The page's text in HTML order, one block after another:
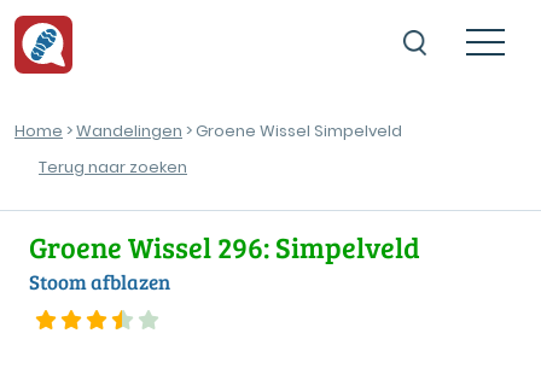
Home >Wandelingen > Groene Wissel Simpelveld
Terug naar zoeken
Groene Wissel 296: Simpelveld
Stoom afblazen